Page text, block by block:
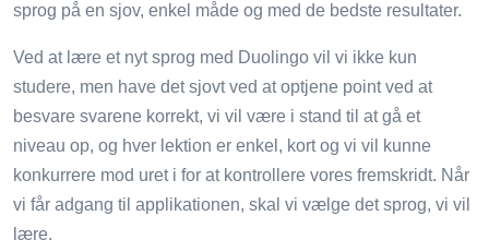
sprog på en sjov, enkel måde og med de bedste resultater.
Ved at lære et nyt sprog med Duolingo vil vi ikke kun
studere, men have det sjovt ved at optjene point ved at
besvare svarene korrekt, vi vil være i stand til at gå et
niveau op, og hver lektion er enkel, kort og vi vil kunne
konkurrere mod uret i for at kontrollere vores fremskridt. Når
vi får adgang til applikationen, skal vi vælge det sprog, vi vil
lære.